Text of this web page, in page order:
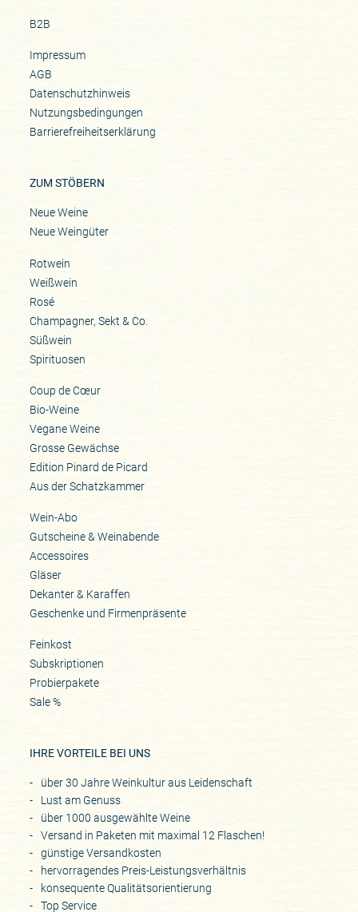
B2B
Impressum
AGB
Datenschutzhinweis
Nutzungsbedingungen
Barrierefreiheitserklärung
ZUM STÖBERN
Neue Weine
Neue Weingüter
Rotwein
Weißwein
Rosé
Champagner, Sekt & Co.
Süßwein
Spirituosen
Coup de Cœur
Bio-Weine
Vegane Weine
Grosse Gewächse
Edition Pinard de Picard
Aus der Schatzkammer
Wein-Abo
Gutscheine & Weinabende
Accessoires
Gläser
Dekanter & Karaffen
Geschenke und Firmenpräsente
Feinkost
Subskriptionen
Probierpakete
Sale %
IHRE VORTEILE BEI UNS
über 30 Jahre Weinkultur aus Leidenschaft
Lust am Genuss
über 1000 ausgewählte Weine
Versand in Paketen mit maximal 12 Flaschen!
günstige Versandkosten
hervorragendes Preis-Leistungsverhältnis
konsequente Qualitätsorientierung
Top Service